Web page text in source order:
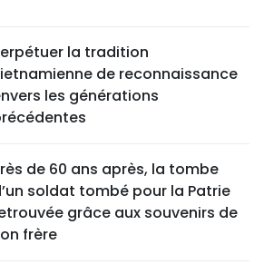
la tradition
de reconnaissance
les générations
de 60 ans après, la tombe
soldat tombé pour la Patrie
grâce aux souvenirs de
frère